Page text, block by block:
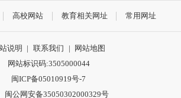
高校网站 教育相关网址 常用网址
说明 | 联系我们 |
网站地图
网站标识码:3505000044
闽ICP备05010919号-7
闽公网安备35050302000329号